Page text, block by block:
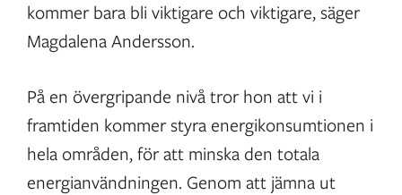
kommer bara bli viktigare och viktigare, säger
Magdalena Andersson.
På en övergripande nivå tror hon att vi i
framtiden kommer styra energikonsumtionen i
hela områden, för att minska den totala
energianvändningen. Genom att jämna ut